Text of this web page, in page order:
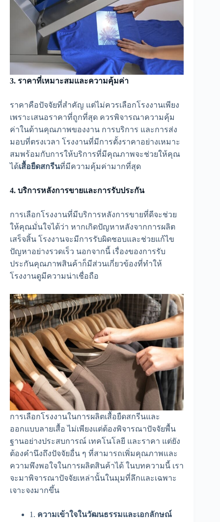
3. ราคาที่เหมาะสมและความคุ้มค่า
ราคาคือปัจจัยที่สำคัญ แต่ไม่ควรเลือกโรงงานเพียง
เพราะเสนอราคาที่ถูกที่สุด ควรพิจารณาความคุ้ม
ค่าในด้านคุณภาพของงาน การบริการ และการส่ง
มอบที่ตรงเวลา โรงงานที่มีการตั้งราคาอย่างเหมาะ
สมพร้อมกับการให้บริการที่มีคุณภาพจะช่วยให้คุณ
ได้เสื้อยืดสกรีนที่มีความคุ้มค่ามากที่สุด
4. บริการหลังการขายและการรับประกัน
การเลือกโรงงานที่มีบริการหลังการขายที่ดีจะช่วย
ให้คุณมั่นใจได้ว่า หากเกิดปัญหาหลังจากการผลิต
เสร็จสิ้น โรงงานจะมีการรับผิดชอบและช่วยแก้ไข
ปัญหาอย่างรวดเร็ว นอกจากนี้ เรื่องของการรับ
ประกันคุณภาพสินค้าก็มีส่วนเกี่ยวข้องที่ทำให้
โรงงานดูมีความน่าเชื่อถือ
การเลือกโรงงานในการผลิตเสื้อยืดสกรีนและ
ออกแบบลายเสื้อ ไม่เพียงแต่ต้องพิจารณาปัจจัยพื้น
ฐานอย่างประสบการณ์ เทคโนโลยี และราคา แต่ยัง
ต้องคำนึงถึงปัจจัยอื่น ๆ ที่สามารถเพิ่มคุณภาพและ
ความพึงพอใจในการผลิตสินค้าได้ ในบทความนี้ เรา
จะมาพิจารณาปัจจัยเหล่านั้นในมุมที่ลึกและเฉพาะ
เจาะจงมากขึ้น
1. ความเข้าใจในวัฒนธรรมและเอกลักษณ์